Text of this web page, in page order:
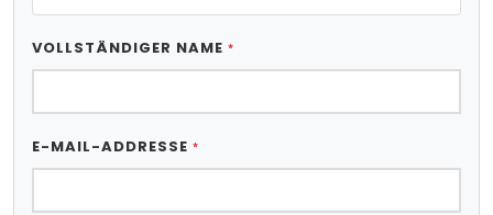
VOLLSTÄNDIGER NAME *
E-MAIL-ADDRESSE *